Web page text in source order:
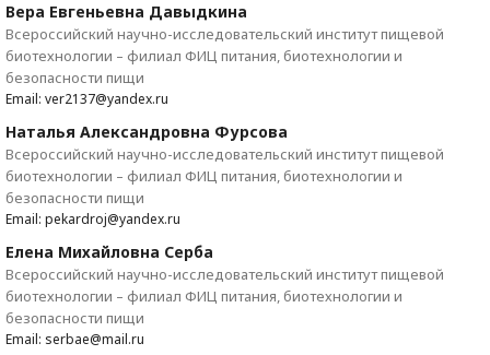
Вера Евгеньевна Давыдкина
Всероссийский научно-исследовательский институт пищевой
биотехнологии – филиал ФИЦ питания, биотехнологии и
безопасности пищи
Email: ver2137@yandex.ru
Наталья Александровна Фурсова
Всероссийский научно-исследовательский институт пищевой
биотехнологии – филиал ФИЦ питания, биотехнологии и
безопасности пищи
Email: pekardroj@yandex.ru
Елена Михайловна Серба
Всероссийский научно-исследовательский институт пищевой
биотехнологии – филиал ФИЦ питания, биотехнологии и
безопасности пищи
Email: serbae@mail.ru